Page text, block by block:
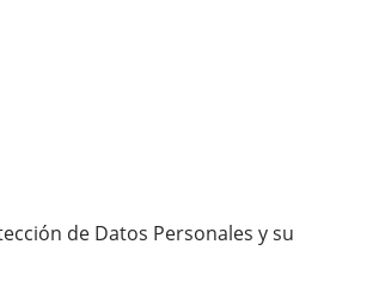
de Datos Personales y su